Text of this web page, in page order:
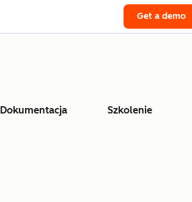
Get a demo
Dokumentacja Szkolenie